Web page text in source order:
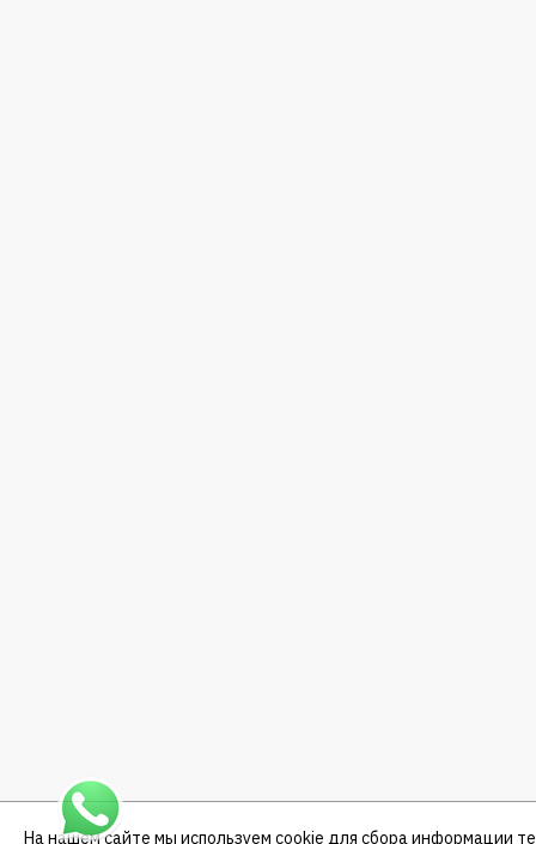
На нашем сайте мы используем cookie для сбора информации